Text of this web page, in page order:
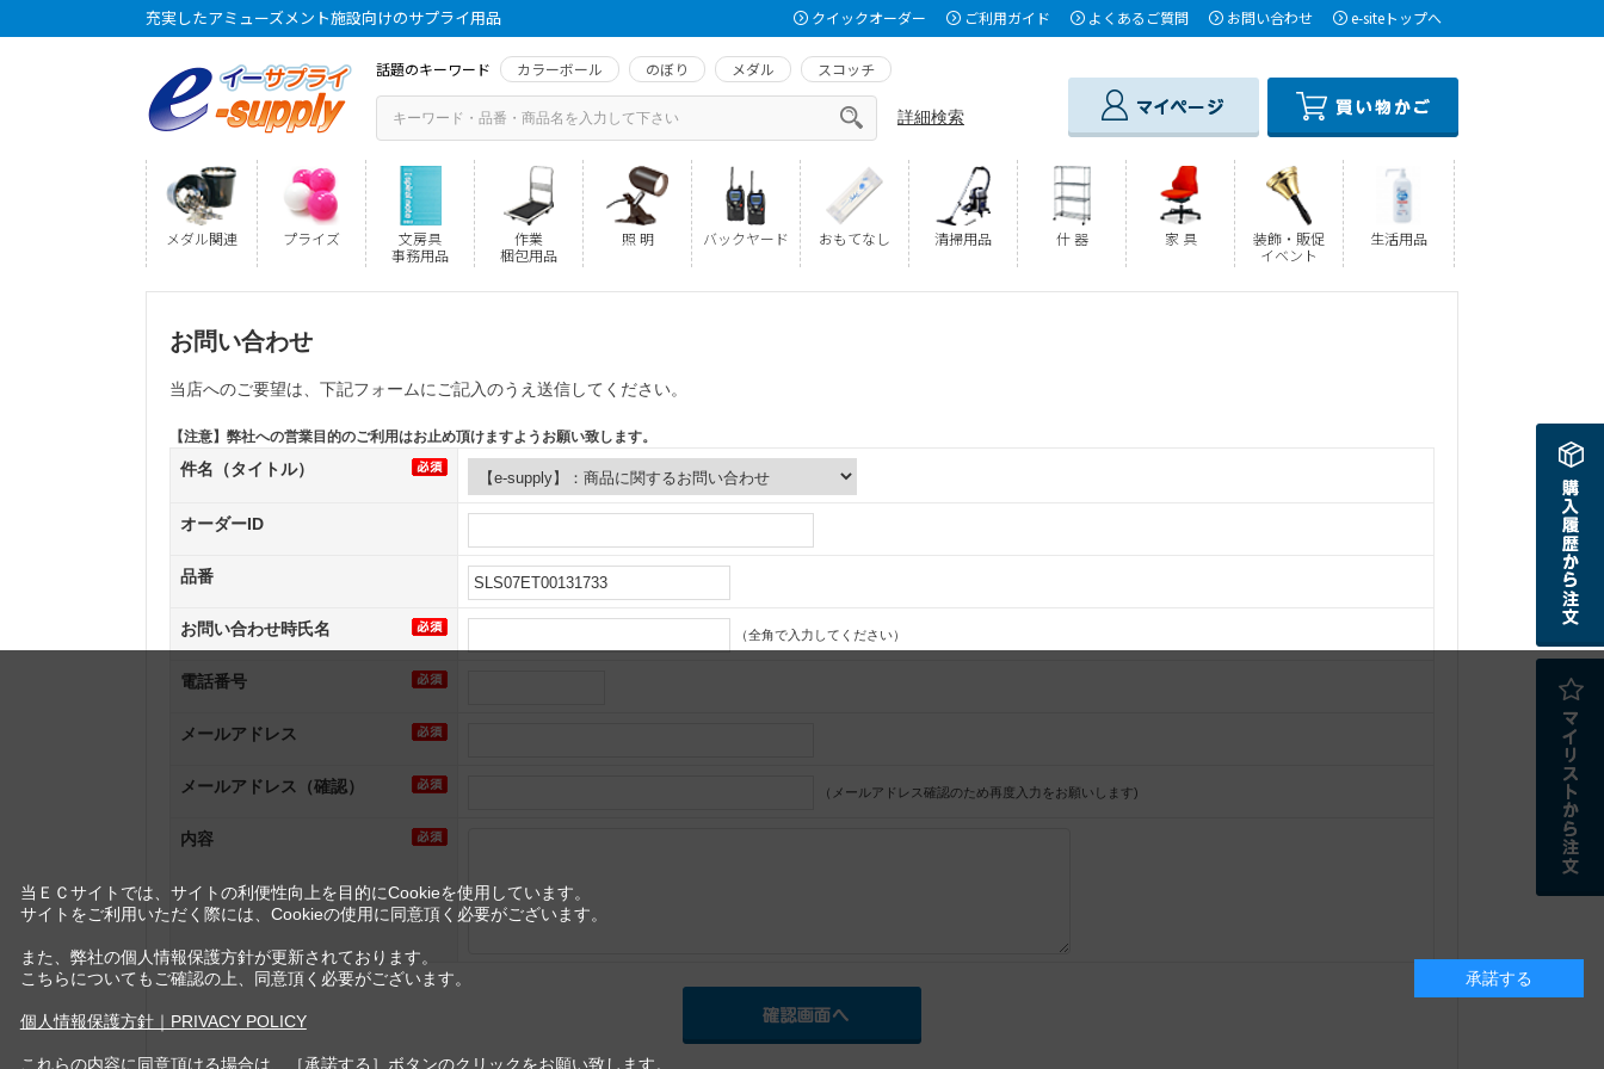
充実したアミューズメント施設向けのサプライ用品 クイックオーダー ご利用ガイド よくあるご質問 お問い合わせ e-siteトップへ
話題のキーワード カラーボール のぼり メダル スコッチ
詳細検索
メダル関連 プライズ
文房具
事務用品
作業
梱包用品
照 明 バックヤード おもてなし 清掃用品 什 器 家 具
装飾・販促
イベント
生活用品
お問い合わせ
当店へのご要望は、下記フォームにご記入のうえ送信してください。
【注意】弊社への営業目的のご利用はお止め頂けますようお願い致します。
件名（タイトル）
オーダーID
品番
お問い合わせ時氏名 （全角で入力してください）
電話番号
メールアドレス
メールアドレス（確認） （メールアドレス確認のため再度入力をお願いします)
内容
当ＥＣサイトでは、サイトの利便性向上を目的にCookieを使用しています。
サイトをご利用いただく際には、Cookieの使用に同意頂く必要がございます。
また、弊社の個人情報保護方針が更新されております。
こちらについてもご確認の上、同意頂く必要がございます。
個人情報保護方針｜PRIVACY POLICY
これらの内容に同意頂ける場合は、［承諾する］ボタンのクリックをお願い致します。
承諾する